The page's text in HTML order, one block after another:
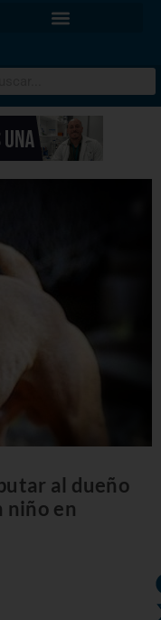
al dueño
niño en